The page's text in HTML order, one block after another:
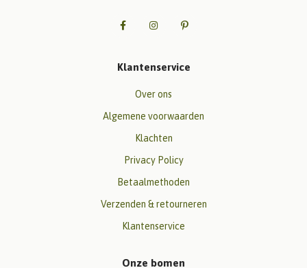
Klantenservice
Over ons
Algemene voorwaarden
Klachten
Privacy Policy
Betaalmethoden
Verzenden & retourneren
Klantenservice
Onze bomen